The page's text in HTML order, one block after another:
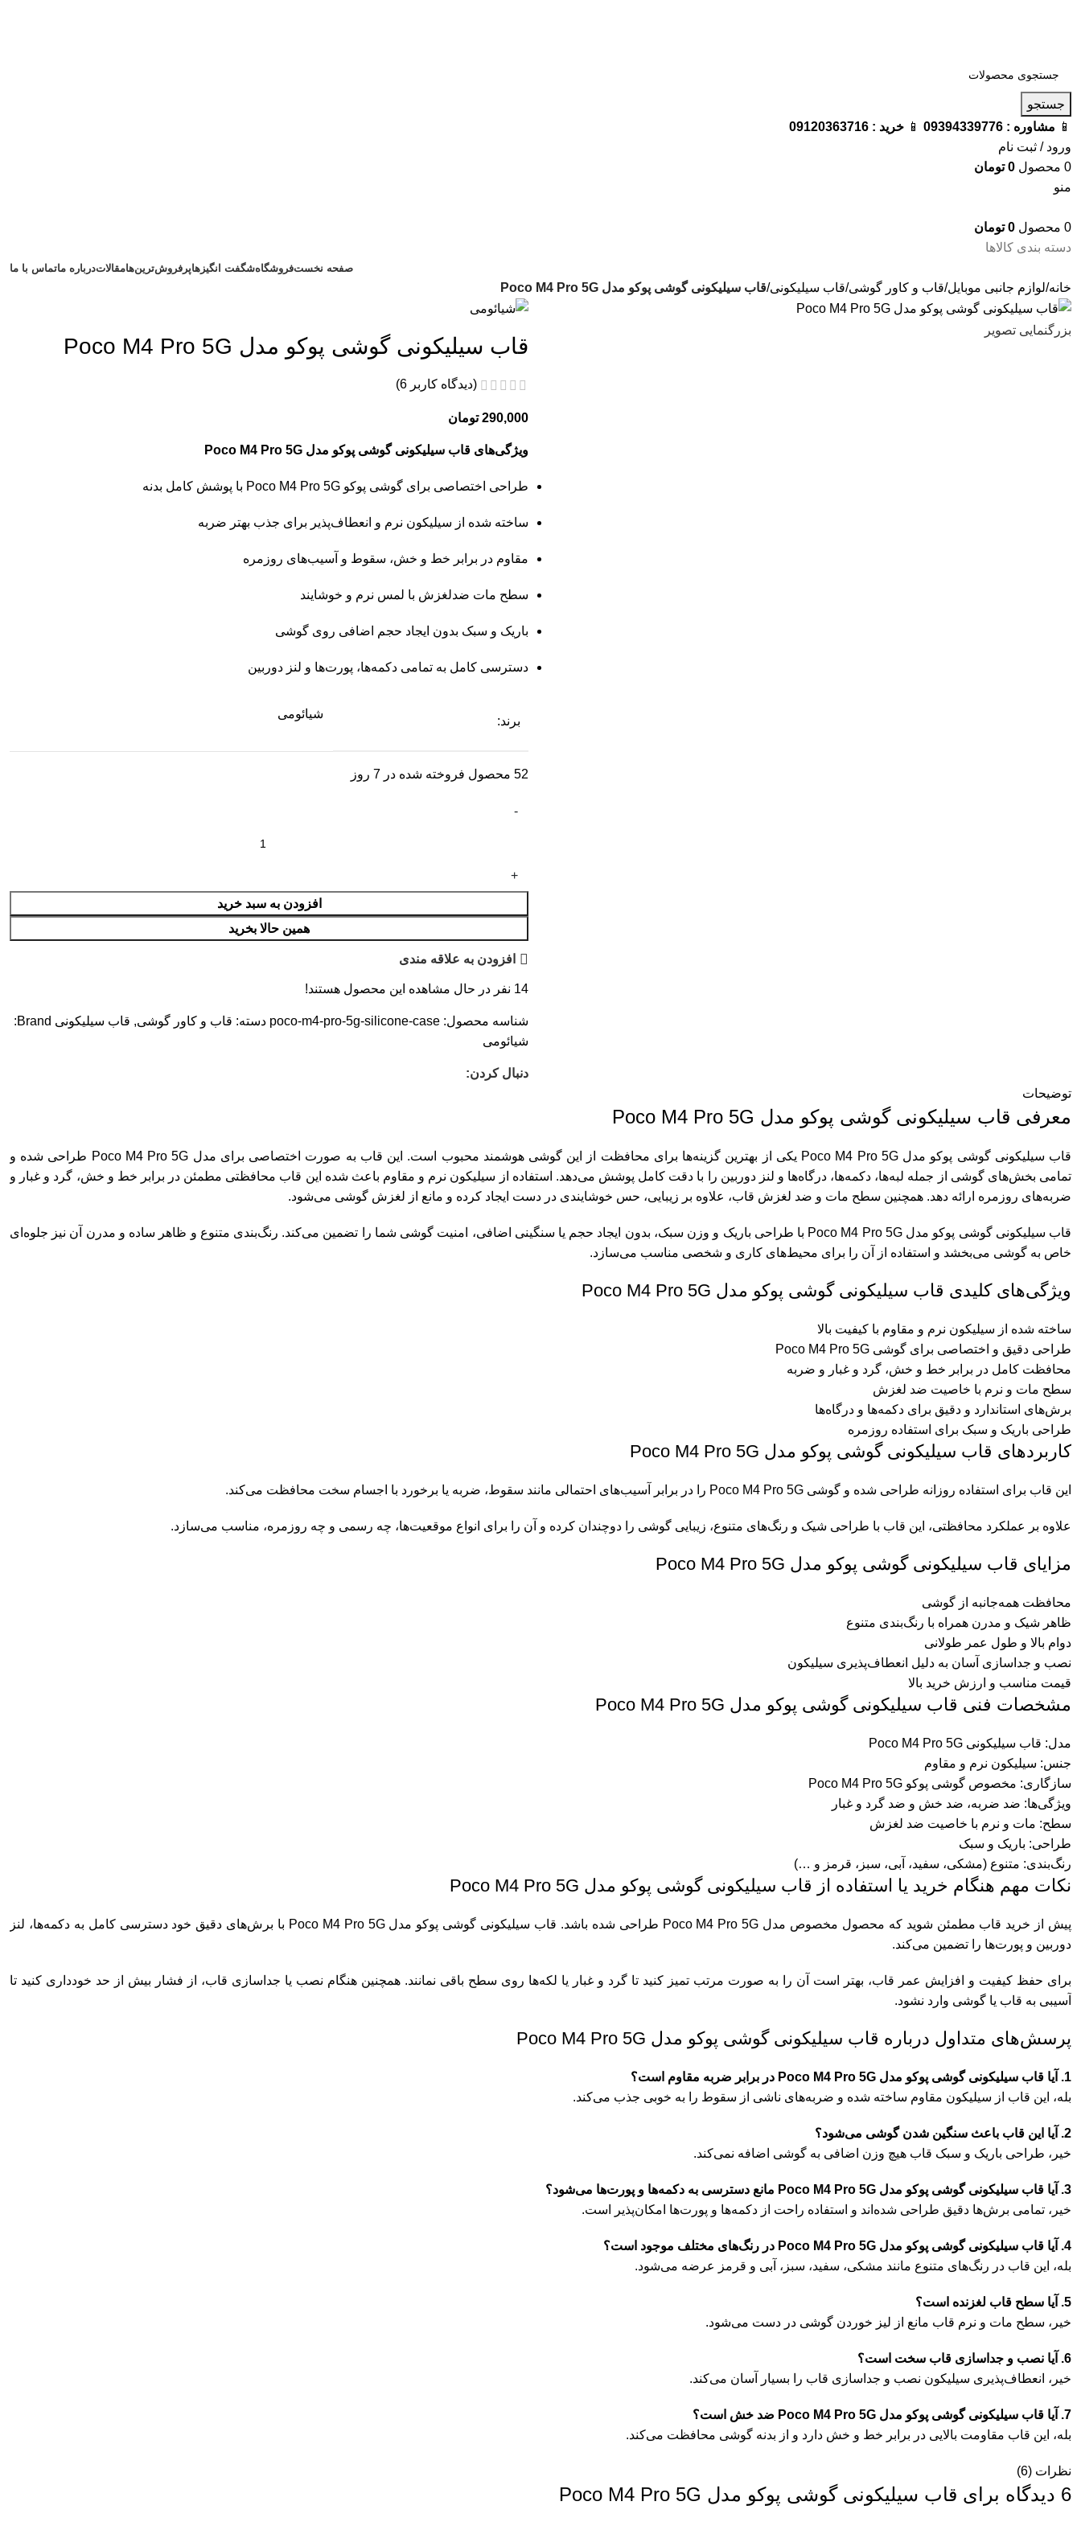
جستجو
📱 مشاوره : 09394339776
📱 خرید : 09120363716
ورود / ثبت نام
0 محصول 0 تومان
منو
0 محصول 0 تومان
دسته بندی کالاها
صفحه نخستفروشگاهشگفت انگیزهاپرفروش‌ترین‌هامقالاتدرباره ماتماس با ما
خانه لوازم جانبی موبایل قاب و کاور گوشی قاب سیلیکونی قاب سیلیکونی گوشی پوکو مدل Poco M4 Pro 5G
بزرگنمایی تصویر
قاب سیلیکونی گوشی پوکو مدل Poco M4 Pro 5G
(دیدگاه کاربر 6
)
290,000 تومان
ویژگی‌های قاب سیلیکونی گوشی پوکو مدل Poco M4 Pro 5G
طراحی اختصاصی برای گوشی پوکو Poco M4 Pro 5G با پوشش کامل بدنه
ساخته شده از سیلیکون نرم و انعطاف‌پذیر برای جذب بهتر ضربه
مقاوم در برابر خط و خش، سقوط و آسیب‌های روزمره
سطح مات ضدلغزش با لمس نرم و خوشایند
باریک و سبک بدون ایجاد حجم اضافی روی گوشی
دسترسی کامل به تمامی دکمه‌ها، پورت‌ها و لنز دوربین
برند:
شیائومی
52 محصول فروخته شده در 7 روز
افزودن به سبد خرید
همین حالا بخرید
افزودن به علاقه مندی
14 نفر در حال مشاهده این محصول هستند!
شناسه محصول: poco-m4-pro-5g-silicone-case دسته: قاب و کاور گوشی, قاب سیلیکونی Brand:
شیائومی
دنبال کردن:
توضیحات
معرفی قاب سیلیکونی گوشی پوکو مدل Poco M4 Pro 5G
قاب سیلیکونی گوشی پوکو مدل Poco M4 Pro 5G یکی از بهترین گزینه‌ها برای محافظت از این گوشی هوشمند محبوب است. این قاب به صورت اختصاصی برای مدل Poco M4 Pro 5G طراحی شده و
تمامی بخش‌های گوشی از جمله لبه‌ها، دکمه‌ها، درگاه‌ها و لنز دوربین را با دقت کامل پوشش می‌دهد. استفاده از سیلیکون نرم و مقاوم باعث شده این قاب محافظتی مطمئن در برابر خط و خش، گرد و غبار و
ضربه‌های روزمره ارائه دهد. همچنین سطح مات و ضد لغزش قاب، علاوه بر زیبایی، حس خوشایندی در دست ایجاد کرده و مانع از لغزش گوشی می‌شود.
قاب سیلیکونی گوشی پوکو مدل Poco M4 Pro 5G با طراحی باریک و وزن سبک، بدون ایجاد حجم یا سنگینی اضافی، امنیت گوشی شما را تضمین می‌کند. رنگ‌بندی متنوع و ظاهر ساده و مدرن آن نیز جلوه‌ای
خاص به گوشی می‌بخشد و استفاده از آن را برای محیط‌های کاری و شخصی مناسب می‌سازد.
ویژگی‌های کلیدی قاب سیلیکونی گوشی پوکو مدل Poco M4 Pro 5G
ساخته شده از سیلیکون نرم و مقاوم با کیفیت بالا
طراحی دقیق و اختصاصی برای گوشی Poco M4 Pro 5G
محافظت کامل در برابر خط و خش، گرد و غبار و ضربه
سطح مات و نرم با خاصیت ضد لغزش
برش‌های استاندارد و دقیق برای دکمه‌ها و درگاه‌ها
طراحی باریک و سبک برای استفاده روزمره
کاربردهای قاب سیلیکونی گوشی پوکو مدل Poco M4 Pro 5G
این قاب برای استفاده روزانه طراحی شده و گوشی Poco M4 Pro 5G را در برابر آسیب‌های احتمالی مانند سقوط، ضربه یا برخورد با اجسام سخت محافظت می‌کند.
علاوه بر عملکرد محافظتی، این قاب با طراحی شیک و رنگ‌های متنوع، زیبایی گوشی را دوچندان کرده و آن را برای انواع موقعیت‌ها، چه رسمی و چه روزمره، مناسب می‌سازد.
مزایای قاب سیلیکونی گوشی پوکو مدل Poco M4 Pro 5G
محافظت همه‌جانبه از گوشی
ظاهر شیک و مدرن همراه با رنگ‌بندی متنوع
دوام بالا و طول عمر طولانی
نصب و جداسازی آسان به دلیل انعطاف‌پذیری سیلیکون
قیمت مناسب و ارزش خرید بالا
مشخصات فنی قاب سیلیکونی گوشی پوکو مدل Poco M4 Pro 5G
مدل: قاب سیلیکونی Poco M4 Pro 5G
جنس: سیلیکون نرم و مقاوم
سازگاری: مخصوص گوشی پوکو Poco M4 Pro 5G
ویژگی‌ها: ضد ضربه، ضد خش و ضد گرد و غبار
سطح: مات و نرم با خاصیت ضد لغزش
طراحی: باریک و سبک
رنگ‌بندی: متنوع (مشکی، سفید، آبی، سبز، قرمز و …)
نکات مهم هنگام خرید یا استفاده از قاب سیلیکونی گوشی پوکو مدل Poco M4 Pro 5G
پیش از خرید قاب مطمئن شوید که محصول مخصوص مدل Poco M4 Pro 5G طراحی شده باشد. قاب سیلیکونی گوشی پوکو مدل Poco M4 Pro 5G با برش‌های دقیق خود دسترسی کامل به دکمه‌ها، لنز
دوربین و پورت‌ها را تضمین می‌کند.
برای حفظ کیفیت و افزایش عمر قاب، بهتر است آن را به صورت مرتب تمیز کنید تا گرد و غبار یا لکه‌ها روی سطح باقی نمانند. همچنین هنگام نصب یا جداسازی قاب، از فشار بیش از حد خودداری کنید تا
آسیبی به قاب یا گوشی وارد نشود.
پرسش‌های متداول درباره قاب سیلیکونی گوشی پوکو مدل Poco M4 Pro 5G
1. آیا قاب سیلیکونی گوشی پوکو مدل Poco M4 Pro 5G در برابر ضربه مقاوم است؟
بله، این قاب از سیلیکون مقاوم ساخته شده و ضربه‌های ناشی از سقوط را به خوبی جذب می‌کند.
2. آیا این قاب باعث سنگین شدن گوشی می‌شود؟
خیر، طراحی باریک و سبک قاب هیچ وزن اضافی به گوشی اضافه نمی‌کند.
3. آیا قاب سیلیکونی گوشی پوکو مدل Poco M4 Pro 5G مانع دسترسی به دکمه‌ها و پورت‌ها می‌شود؟
خیر، تمامی برش‌ها دقیق طراحی شده‌اند و استفاده راحت از دکمه‌ها و پورت‌ها امکان‌پذیر است.
4. آیا قاب سیلیکونی گوشی پوکو مدل Poco M4 Pro 5G در رنگ‌های مختلف موجود است؟
بله، این قاب در رنگ‌های متنوع مانند مشکی، سفید، سبز، آبی و قرمز عرضه می‌شود.
5. آیا سطح قاب لغزنده است؟
خیر، سطح مات و نرم قاب مانع از لیز خوردن گوشی در دست می‌شود.
6. آیا نصب و جداسازی قاب سخت است؟
خیر، انعطاف‌پذیری سیلیکون نصب و جداسازی قاب را بسیار آسان می‌کند.
7. آیا قاب سیلیکونی گوشی پوکو مدل Poco M4 Pro 5G ضد خش است؟
بله، این قاب مقاومت بالایی در برابر خط و خش دارد و از بدنه گوشی محافظت می‌کند.
نظرات (6)
6 دیدگاه برای قاب سیلیکونی گوشی پوکو مدل Poco M4 Pro 5G